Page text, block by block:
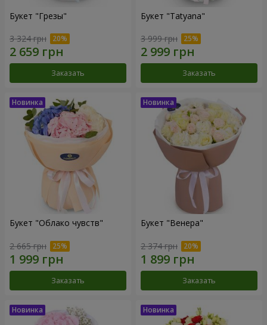
Букет "Грезы"
3 324 грн
Заказать
Букет "Tatyana"
3 999 грн
Заказать
Букет "Облако чувств"
2 665 грн
Заказать
Букет "Венера"
2 374 грн
Заказать